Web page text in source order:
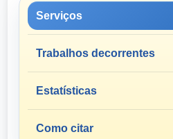
Serviços
Trabalhos decorrentes
Estatísticas
Como citar